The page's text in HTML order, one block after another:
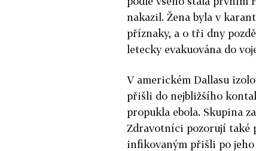
nakazil. Žena byla v
příznaky, a o tři dny
letecky evakuována do
V americkém Dallasu
přišli do nejbližšího
propukla ebola. Skupina
Zdravotníci pozorují také
infikovaným přišli po jeho